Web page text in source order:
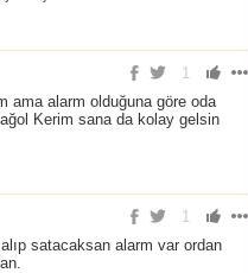
1
ama alarm olduğuna göre oda
Kerim sana da kolay gelsin
1
satacaksan alarm var ordan